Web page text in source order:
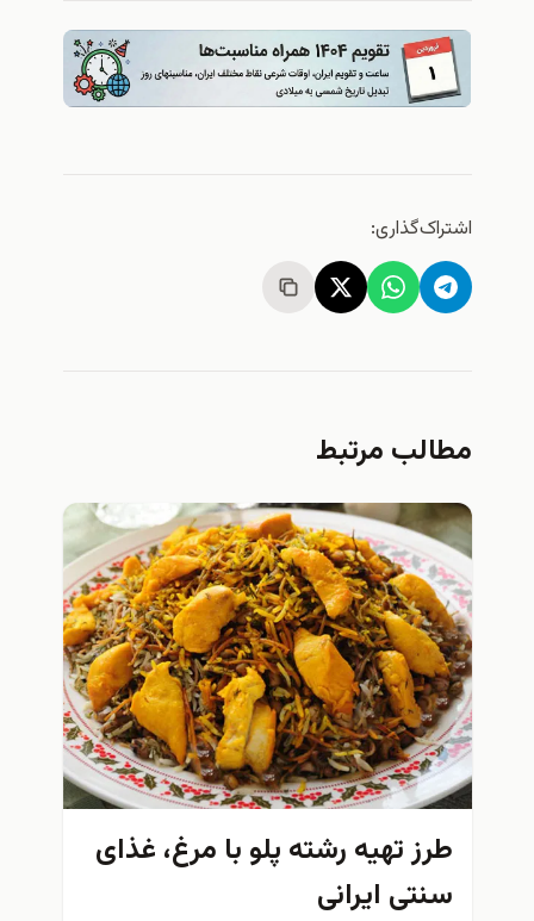
اشتراک‌گذاری:
مطالب مرتبط
طرز تهیه رشته پلو با مرغ، غذای
سنتی ایرانی